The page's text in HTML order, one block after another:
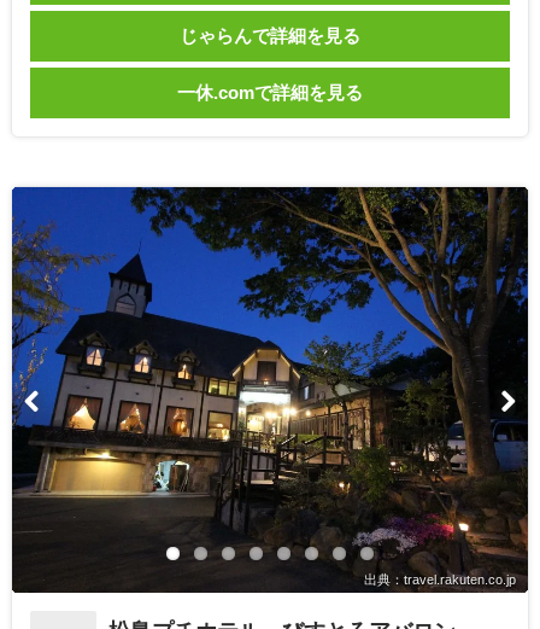
じゃらんで詳細を見る
一休.comで詳細を見る
出典：travel.rakuten.co.jp